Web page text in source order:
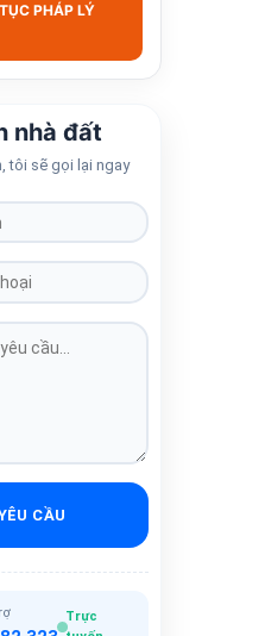
PHÁP LÝ
nhà đất
tôi sẽ gọi lại ngay
CẦU
Trực